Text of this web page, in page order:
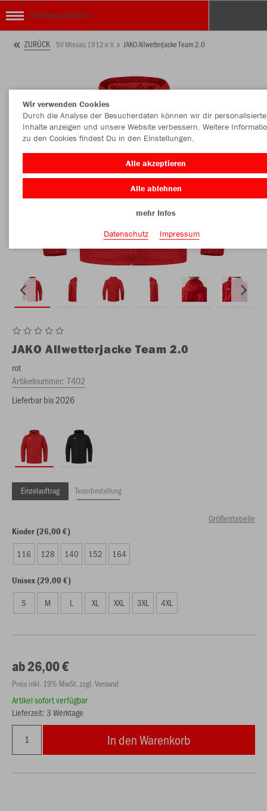
SV Miesau 1912 e.V.
ZURÜCK SV Miesau 1912 e.V. JAKO Allwetterjacke Team 2.0
JAKO Allwetterjacke Team 2.0
rot
Artikelnummer: 7402
Lieferbar bis 2026
Einzelauftrag Teambestellung
Größentabelle
Kinder (26,00 €)
116 128 140 152 164
Unisex (29,00 €)
S M L XL XXL 3XL 4XL
ab 26,00 €
Preis inkl. 19% MwSt. zzgl. Versand
Artikel sofort verfügbar
Lieferzeit: 3 Werktage
In den Warenkorb
Wir verwenden Cookies
Durch die Analyse der Besucherdaten können wir dir personalisierte
Inhalte anzeigen und unsere Website verbessern. Weitere
zu den Cookies findest Du in den Einstellungen.
Alle akzeptieren
Alle ablehnen
mehr Infos
Datenschutz
Impressum